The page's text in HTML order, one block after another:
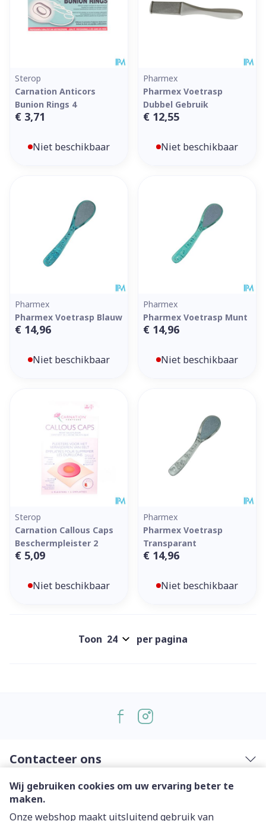
Wij gebruiken cookies om uw ervaring beter te
maken.
Onze webshop maakt uitsluitend gebruik van
Sterop
Carnation Anticors
Bunion Rings 4
€ 3,71
Niet beschikbaar
Pharmex
Pharmex Voetrasp
Dubbel Gebruik
€ 12,55
Niet beschikbaar
Pharmex
Pharmex Voetrasp Blauw
€ 14,96
Niet beschikbaar
Pharmex
Pharmex Voetrasp Munt
€ 14,96
Niet beschikbaar
Sterop
Carnation Callous Caps
Beschermpleister 2
€ 5,09
Niet beschikbaar
Pharmex
Pharmex Voetrasp
Transparant
€ 14,96
Niet beschikbaar
Toon per pagina
Contacteer ons
Nuttige links